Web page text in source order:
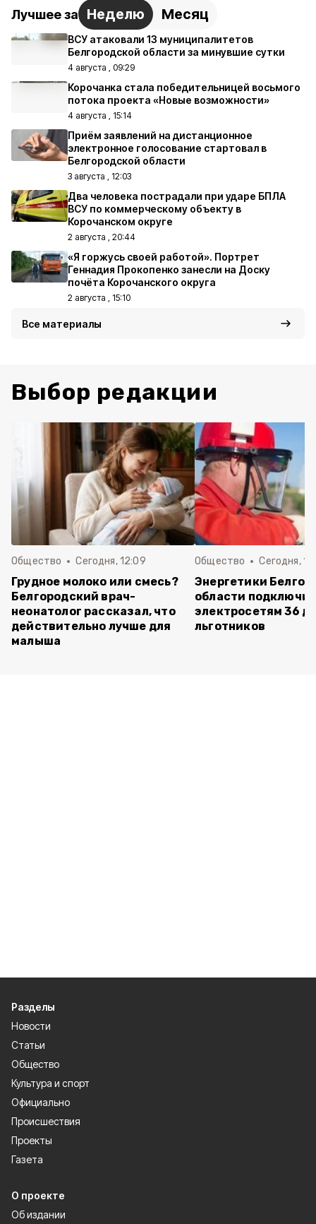
Лучшее за Неделю Месяц
ВСУ атаковали 13 муниципалитетов
Белгородской области за минувшие сутки
4 августа , 09:29
Корочанка стала победительницей восьмого
потока проекта «Новые возможности»
4 августа , 15:14
Приём заявлений на дистанционное
электронное голосование стартовал в
Белгородской области
3 августа , 12:03
Два человека пострадали при ударе БПЛА
ВСУ по коммерческому объекту в
Корочанском округе
2 августа , 20:44
«Я горжусь своей работой». Портрет
Геннадия Прокопенко занесли на Доску
почёта Корочанского округа
2 августа , 15:10
Все материалы
Выбор редакции
Общество Сегодня, 12:09
Грудное молоко или смесь?
Белгородский врач-
неонатолог рассказал, что
действительно лучше для
малыша
Общество Сегодня,
Энергетики
области
электросетям 36
льготников
Разделы
Новости
Статьи
Общество
Культура и спорт
Официально
Происшествия
Проекты
Газета
О проекте
Об издании